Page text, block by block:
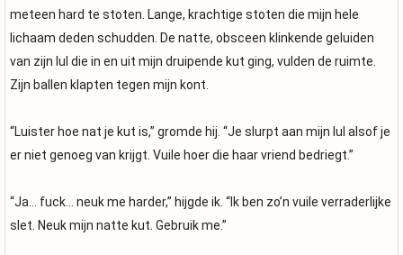
meteen hard te stoten. Lange, krachtige stoten die mijn hele
lichaam deden schudden. De natte, obsceen klinkende geluiden
van zijn lul die in en uit mijn druipende kut ging, vulden de ruimte.
Zijn ballen klapten tegen mijn kont.
“Luister hoe nat je kut is,” gromde hij. “Je slurpt aan mijn lul alsof je
er niet genoeg van krijgt. Vuile hoer die haar vriend bedriegt.”
“Ja… fuck… neuk me harder,” hijgde ik. “Ik ben zo’n vuile verraderlijke
slet. Neuk mijn natte kut. Gebruik me.”